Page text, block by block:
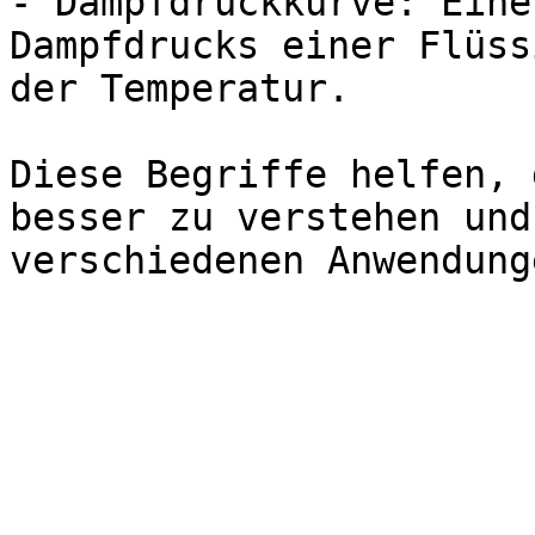
Dampfdrucks einer
der Temperatur.
Diese Begriffe helfen,
besser zu verstehen